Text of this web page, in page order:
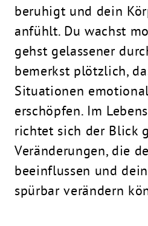
beruhigt und dein
anfühlt. Du wachst
gehst gelassener
bemerkst plötzlich,
Situationen
erschöpfen. Im
richtet sich der Blick
Veränderungen, die
beeinflussen und
spürbar verändern